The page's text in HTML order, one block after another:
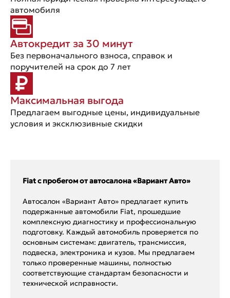
автомобиля
Автокредит за 30 минут
Без первоначального взноса, справок и
поручителей на срок до 7 лет
Максимальная выгода
Предлагаем выгодные цены, индивидуальные
условия и эксклюзивные скидки
Fiat с пробегом от автосалона «Вариант Авто»
Автосалон «Вариант Авто» предлагает купить
подержанные автомобили Fiat, прошедшие
комплексную диагностику и профессиональную
подготовку. Каждый автомобиль проверяется по
основным системам: двигатель, трансмиссия,
подвеска, электроника и кузов. Мы предлагаем
только проверенные машины, полностью
соответствующие стандартам безопасности и
технической исправности.